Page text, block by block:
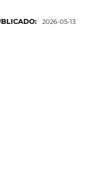
2026-05-13